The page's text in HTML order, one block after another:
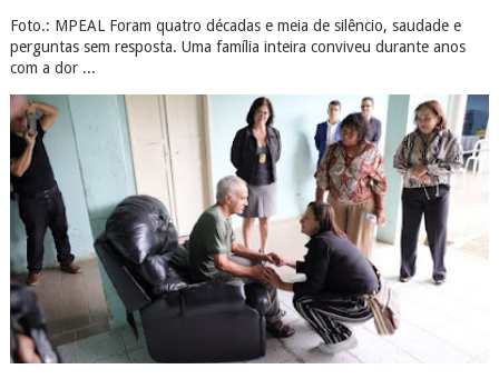
Foto.: MPEAL Foram quatro décadas e meia de silêncio, saudade e
perguntas sem resposta. Uma família inteira conviveu durante anos
com a dor ...